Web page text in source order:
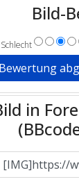
Bild-
Schlecht
in